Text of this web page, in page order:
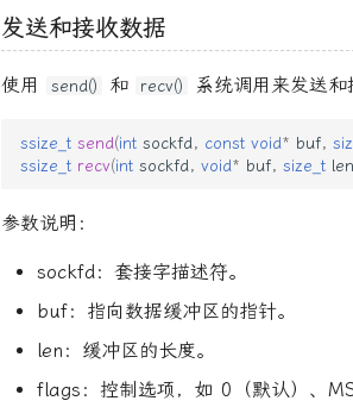
发送和接收数据
使用 send() 和 recv() 系统调用来发送和
ssize_t send(int sockfd, const void* buf,
ssize_t recv(int sockfd, void* buf, size_t len
参数说明：
sockfd：套接字描述符。
buf：指向数据缓冲区的指针。
len：缓冲区的长度。
flags：控制选项，如 0（默认）、